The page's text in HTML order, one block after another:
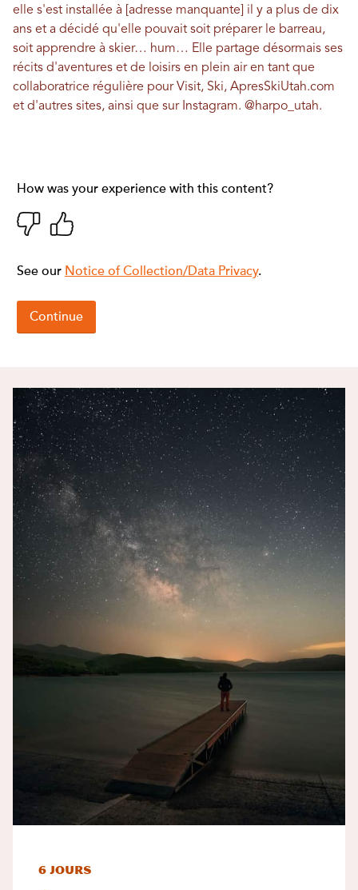
elle s'est installée à [adresse manquante] il y a plus de dix
ans et a décidé qu'elle pouvait soit préparer le barreau,
soit apprendre à skier… hum… Elle partage désormais ses
récits d'aventures et de loisirs en plein air en tant que
collaboratrice régulière pour Visit, Ski, ApresSkiUtah.com
et d'autres sites, ainsi que sur Instagram. @harpo_utah.
6 jours